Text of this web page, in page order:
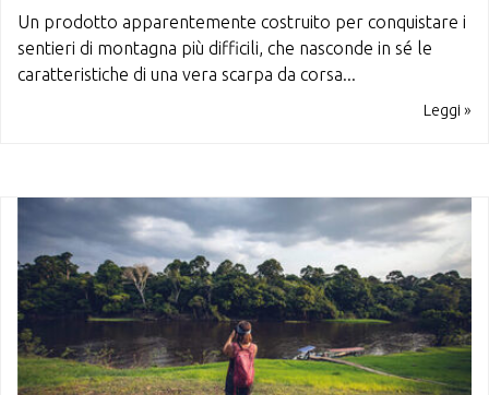
Un prodotto apparentemente costruito per conquistare i
sentieri di montagna più difficili, che nasconde in sé le
caratteristiche di una vera scarpa da corsa...
Leggi »